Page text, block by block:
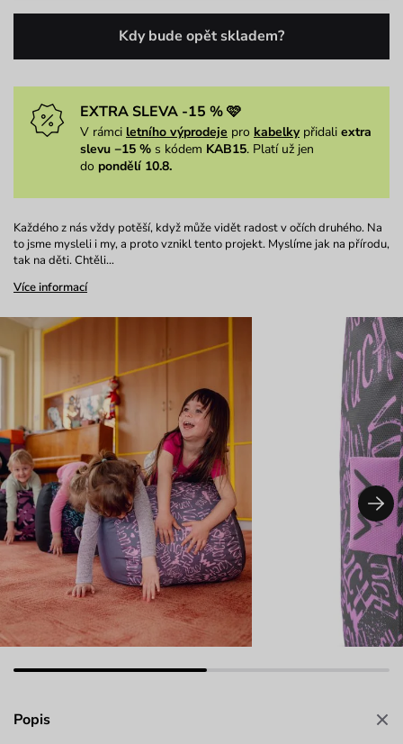
Kdy bude opět skladem?
EXTRA SLEVA -15 % 🩷
V rámci letního výprodeje pro kabelkypřidali extra
slevu −15 % s kódem KAB15. Platí už jen
do pondělí 10.8.
Každého z nás vždy potěší, když může vidět radost v očích druhého. Na
to jsme mysleli i my, a proto vznikl tento projekt. Myslíme jak na přírodu,
tak na děti. Chtěli…
Více informací
Popis